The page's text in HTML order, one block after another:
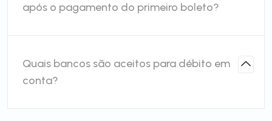
após o pagamento do primeiro boleto?
Quais bancos são aceitos para débito em
conta?